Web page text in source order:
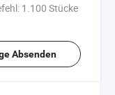
1.100 Stücke
Absenden